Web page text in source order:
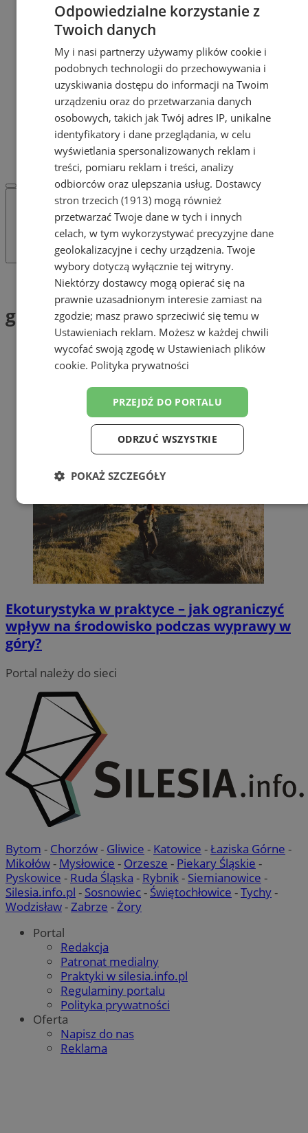
Skup.io - Skup nieruchomości
Świętochłowice
Skup - nieruchomosci.org
OGŁOSZENIA
OGŁOSZENIA
Dodaj ogłoszenie
POLECAMY
Protocol IT
Pracuj.pl - praca w Świętochłowicach
REKLAMA
WSPÓŁPRACA
Tag: górska wyprawa
górska wyprawa (1)
Ekoturystyka w praktyce – jak ograniczyć
wpływ na środowisko podczas wyprawy w
góry?
Portal należy do sieci
Bytom - Chorzów- Gliwice - Katowice -Łaziska Górne -
Mikołów- Mysłowice - Orzesze - Piekary Śląskie -
Pyskowice - Ruda Śląska - Rybnik- Siemianowice -
Silesia.info.pl - Sosnowiec- Świętochłowice -Tychy-
Wodzisław-Zabrze -Żory
Portal
Redakcja
Patronat medialny
Praktyki w silesia.info.pl
Regulaminy portalu
Polityka prywatności
Oferta
Napisz do nas
Reklama
Odpowiedzialne korzystanie z
Twoich danych
My i nasi partnerzy używamy plików cookie i
podobnych technologii do przechowywania i
uzyskiwania dostępu do informacji na Twoim
urządzeniu oraz do przetwarzania danych
osobowych, takich jak Twój adres IP, unikalne
identyfikatory i dane przeglądania, w celu
wyświetlania spersonalizowanych reklam i
treści, pomiaru reklam i treści, analizy
odbiorców oraz ulepszania usług. Dostawcy
stron trzecich (1913) mogą również
przetwarzać Twoje dane w tych i innych
celach, w tym wykorzystywać precyzyjne dane
geolokalizacyjne i cechy urządzenia. Twoje
wybory dotyczą wyłącznie tej witryny.
Niektórzy dostawcy mogą opierać się na
prawnie uzasadnionym interesie zamiast na
zgodzie; masz prawo sprzeciwić się temu w
Ustawieniach reklam. Możesz w każdej chwili
wycofać swoją zgodę w Ustawieniach plików
cookie. Polityka prywatności
PRZEJDŹ DO PORTALU
ODRZUĆ WSZYSTKIE
POKAŻ SZCZEGÓŁY
Niezbędne Wydajność Targetowanie
Funkcjonalność Niesklasyfikowane
Funkcjonalność
Niezbędne pliki cookie umożliwiają korzystanie z
podstawowych funkcji strony internetowej, takich jak
logowanie użytkownika i zarządzanie kontem. Bez
niezbędnych plików cookie nie można prawidłowo
korzystać ze strony internetowej.
Nazwa
Domena
przechowywania
QeSessID
swiony.pl 1 rok
MvSessID swiony.pl 1 rok
SessID swiony.pl 1 rok
CookieScriptConsent